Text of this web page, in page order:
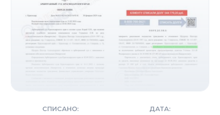
СПИСАНО: ДАТА: